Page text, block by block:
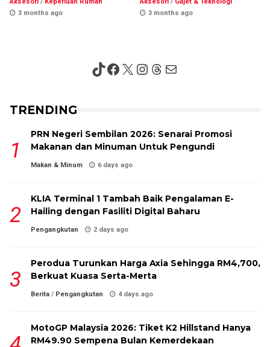
3 months ago
3 months ago
TikTok
Facebook
X Instagram
Threads
Mail
TRENDING
PRN Negeri Sembilan 2026: Senarai Promosi
Makanan dan Minuman Untuk Pengundi
Makan & Minum 6 days ago
KLIA Terminal 1 Tambah Baik Pengalaman E-
Hailing dengan Fasiliti Digital Baharu
Pengangkutan 2 days ago
Perodua Turunkan Harga Axia Sehingga RM4,700,
Berkuat Kuasa Serta-Merta
Berita / Pengangkutan 4 days ago
MotoGP Malaysia 2026: Tiket K2 Hillstand Hanya
RM49.90 Sempena Bulan Kemerdekaan